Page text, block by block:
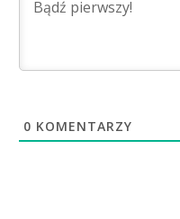
0 KOMENTARZY